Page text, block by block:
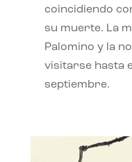
coincidiendo
su muerte. La
Palomino y la
visitarse hasta
septiembre.